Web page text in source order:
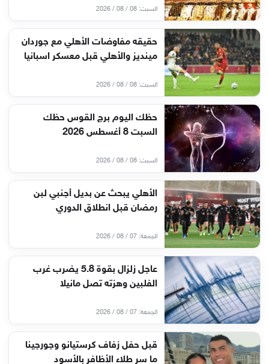
السبت: 08 / 08 / 2026
حقيقه مفاوضات الأهلي مع جوردان
مينديز والأهلي قبل معسكر اسبانيا
السبت: 08 / 08 / 2026
حظك اليوم برج القوس حظك
السبت 8 أغسطس 2026
السبت: 08 / 08 / 2026
الأهلي يبحث عن بديل أجنبي لبن
رمضان قبل انطلاق الدوري
الجمعة: 07 / 08 / 2026
عاجل زلزال بقوة 5.8 يضرب غرب
الفلبين وهزته تصل مانيلا
الجمعة: 07 / 08 / 2026
قبل حفل زفاف كرستيانو وجورجينا
ما سر طلاء الأظافر بالأسود